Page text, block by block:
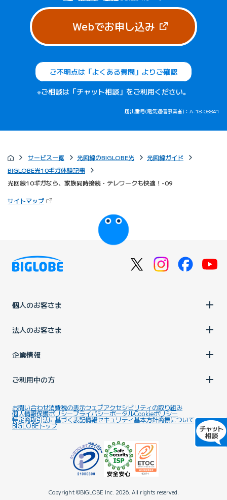
Webでお申し込み（新しいタブ
ご不明点は「よくある質問」よりご確認
※ご相談は「チャット相談」をご利用ください。
届出番号(電気通信事業者)：A-18-08841
サービス一覧 光回線のBIGLOBE光
光回線ガイド
BIGLOBE光10ギガ体験記事
光回線10ギガなら、家族同時接続・テレワークも快適！-09
サイトマップ（新しいタブで開きます）
個人のお客さま
法人のお客さま
企業情報
ご利用中の方
お問い合わせ消費税の表示ウェブアクセシビリティの取り組み
個人情報保護ポリシープライバシーポータルCookieポリシー
特定商取引法に基づく表記情報セキュリティ基本方針商標について
BIGLOBEトップ
Copyright ©BIGLOBE Inc. 2026. All rights reserved.